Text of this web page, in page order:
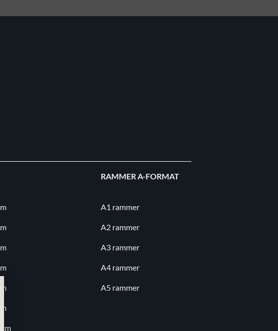
cm
RAMMER A-FORMAT
A1 rammer
A2 rammer
A3 rammer
A4 rammer
A5 rammer